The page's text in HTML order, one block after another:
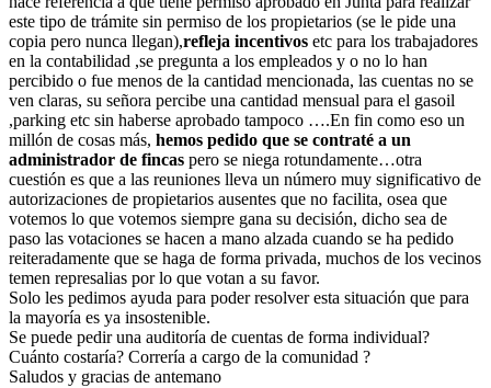
este tipo de trámite sin permiso de los propietarios (se le pide una
copia pero nunca llegan),refleja incentivos etc para los trabajadores
en la contabilidad ,se pregunta a los empleados y o no lo han
percibido o fue menos de la cantidad mencionada, las cuentas no se
ven claras, su señora percibe una cantidad mensual para el gasoil
,parking etc sin haberse aprobado tampoco ….En fin como eso un
millón de cosas más, hemos pedido que se contraté a un
administrador de fincas pero se niega rotundamente…otra
cuestión es que a las reuniones lleva un número muy significativo de
autorizaciones de propietarios ausentes que no facilita, osea que
votemos lo que votemos siempre gana su decisión, dicho sea de
paso las votaciones se hacen a mano alzada cuando se ha pedido
reiteradamente que se haga de forma privada, muchos de los vecinos
temen represalias por lo que votan a su favor.
Solo les pedimos ayuda para poder resolver esta situación que para
la mayoría es ya insostenible.
Se puede pedir una auditoría de cuentas de forma individual?
Cuánto costaría? Correría a cargo de la comunidad ?
Saludos y gracias de antemano